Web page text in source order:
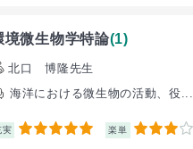
境微生物学特論(1)
北口 博隆先生
海洋における微生物の活動、役...
実 5 楽単 3